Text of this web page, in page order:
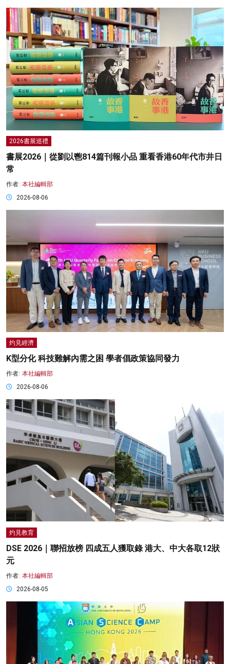
2026書展巡禮
書展2026｜從劉以鬯814篇刊報小品 重看香港60年代市井日
常
作者: 本社編輯部
2026-08-06
灼見經濟
K型分化 科技難解內需之困 學者倡政策協同發力
作者: 本社編輯部
2026-08-06
灼見教育
DSE 2026｜聯招放榜 四成五人獲取錄 港大、中大各取12狀
元
作者: 本社編輯部
2026-08-05